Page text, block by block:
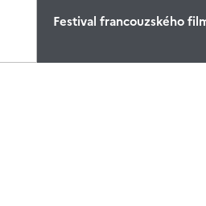
Festival francouzského